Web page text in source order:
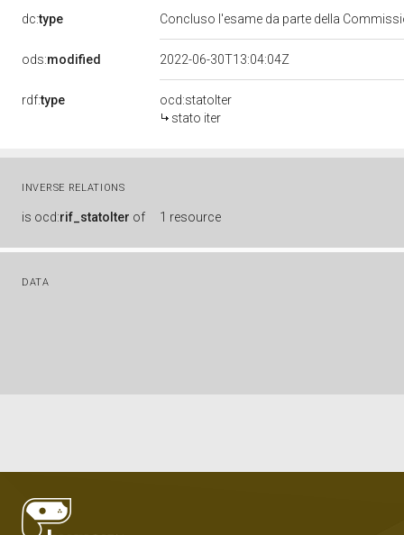
dc:type Concluso l'esame da parte della
ods:modified 2022-06-30T13:04:04Z
rdf:type
ocd:statoIter
stato iter
INVERSE RELATIONS
is ocd:rif_statoIter of 1 resource
DATA